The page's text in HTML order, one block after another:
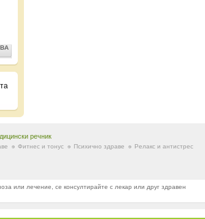
речник
Фитнес и тонус Психично здраве
Релакс и антистрес
или лечение, се консултирайте с лекар или друг здравен